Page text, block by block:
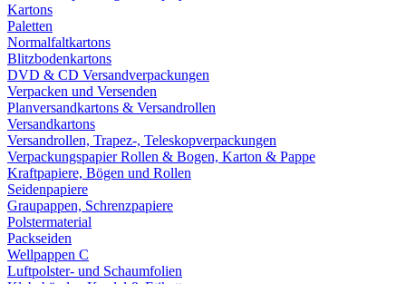
Kartons
Paletten
Normalfaltkartons
Blitzbodenkartons
DVD & CD Versandverpackungen
Verpacken und Versenden
Planversandkartons & Versandrollen
Versandkartons
Versandrollen, Trapez-, Teleskopverpackungen
Verpackungspapier Rollen & Bogen, Karton & Pappe
Kraftpapiere, Bögen und Rollen
Seidenpapiere
Graupappen, Schrenzpapiere
Polstermaterial
Packseiden
Wellpappen C
Luftpolster- und Schaumfolien